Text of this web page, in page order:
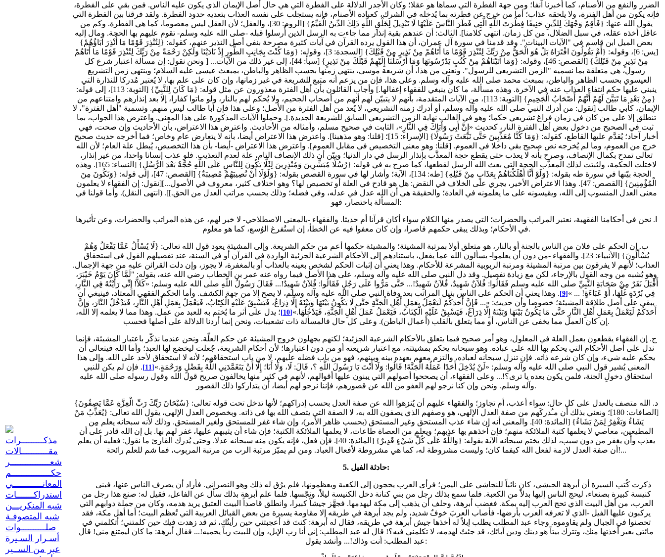
مذكـــــــــرات
مقـــــــــــالات
شعــــــــــــــــر
حكــــــــــــــــم
المعانــــــــــــي
استدراكـــــــات
شبه المنكريـــن
شبه المتصوفـة
صلــــــــــوات
أسـرار السـيرة
عبر من الســير
الضرر والنفع من الأصنام، كما أخبرنا آنفا؛ ومن جهة الفطرة التي سماها هو عقلا؛ وكان الأجدر الدلالة على الفطرة التي هي حال أصل الإيمان الذي يكون عليه الناس. فمن بقي على الفطرة،
فإنه يكون من أهل الفترة، ولا يلحقه عذاب؛ أما من خرج عن فطرته بما يُدخله في الشرك، كعبادة الأصنام، فإنه يستجلب على نفسه العذاب بتعديه حدود الفطرة. ولقد فرقنا بين الفطرة التي
يقول الله عنها: {فَأَقِمْ وَجْهَكَ لِلدِّينِ حَنِيفًا فِطْرَتَ اللَّهِ الَّتِي فَطَرَ النَّاسَ عَلَيْهَا لَا تَبْدِيلَ لِخَلْقِ اللَّهِ ذَلِكَ الدِّينُ الْقَيِّمُ} [الروم: 30]، والعقل؛ لأن العقل ليس معصوما، كما هي الفطرة. وكم من
عاقل أخذه عقله، في سبل الضلال، من كل زمان. انتهى كلامنا]. الثالث: أن عندهم بقية إنذار مما جاءت به الرسل الذين أُرسلوا قبله -صلى الله عليه وسلم- تقوم عليهم بها الحجة. ومال إليه
بعض الميل ابن قاسم في "الآيات البينات". وقد قدمنا في سورة آل عمران، أن هذا القول يرده القرآن في آيات كثيرة مصرحة بنفي أصل النذير عنهم، كقوله: {لِتُنْذِرَ قَوْمًا مَا أُنْذِرَ آبَاؤُهُمْ}
[يس: 6]، وقوله: {أَمْ يَقُولُونَ افْتَرَاهُ بَلْ هُوَ الْحَقُّ مِنْ رَبِّكَ لِتُنْذِرَ قَوْمًا مَا أَتَاهُمْ مِنْ نَذِيرٍ مِنْ قَبْلِكَ} [السجدة: 3]، وقوله: {وَمَا كُنْتَ بِجَانِبِ الطُّورِ إِذْ نَادَيْنَا وَلَكِنْ رَحْمَةً مِنْ رَبِّكَ لِتُنْذِرَ قَوْمًا مَا أَتَاهُمْ
مِنْ نَذِيرٍ مِنْ قَبْلِكَ} [القصص: 46]، وقوله: {وَمَا آتَيْنَاهُمْ مِنْ كُتُبٍ يَدْرُسُونَهَا وَمَا أَرْسَلْنَا إِلَيْهِمْ قَبْلَكَ مِنْ نَذِيرٍ} [سبأ: 44]، إلى غير ذلك من الآيات... [ ونحن نقول: إن مسألة اعتبار شرع كل
رسول، هي متعلقة بما نسميه "الزمن التشريعي للرسول". ونعني من هذا، أن شريعة موسى، ينتهي زمنها بحسب الظاهر والباطن، بمبعث عيسى عليه السلام؛ وينتهي زمن التشريع
العيسوي بحسب الظاهر والباطن، بمبعث محمد صلى الله عليه وآله وسلم. وعلى هذا، فإن من يزعم أنه متبع للشريعة في غير زمانها، وإن كان على علم بها، لا يُعتبر مُدركا للنذارة التي
ينبني عليها حكم انتفاء العذاب عنه في الآخرة. وهذه مسألة، ما كان ينبغي للفقهاء إغفالها.] وأجاب القائلون بأن أهل الفترة معذورون عن مثل قوله: {مَا كَانَ لِلنَّبِيِّ} [التوبة: 113]، إلى قوله:
{مِنْ بَعْدِ مَا تَبَيَّنَ لَهُمْ أَنَّهُمْ أَصْحَابُ الْجَحِيمِ} [التوبة: 113]، من الآيات المتقدمة، بأنهم لا يتبيّن لهم أنهم من أصحاب الجحيم، ولا يُحكم لهم بالنار، ولو ماتوا كفارا، إلا بعد إنذارهم وامتناعهم من
الإيمان، كأبي طالب [نقول: من أدرك النبي صلى الله عليه وآله وسلم، أو أدرك زمنه التشريعي، لا يُعد من أهل الفترة من الأصل؛ وعلى هذا فإن أبا طالب ليس منهم. وتسمية "أهل الفترة"، لا
تنطلق إلا على من كان في زمان فراغ تشريعي حكما؛ وهو في الغالب نهاية الزمن التشريعي السابق للشريعة الجديدة.]. وحملوا الآيات المذكورة على هذا المعنى. واعترض هذا الجواب، بما
ثبت في الصحيح من دخول بعض أهل الفترة النار، كحديث «إِنَّ أَبِي وَأَبَاكَ فِي النَّارِ»، الثابت في صحيح مسلم، وأمثاله من الأحاديث. واعترض هذا الاعتراض، بأن الأحاديث وإن صحت، فهي
أخبار آحاد؛ يُقدَّم عليها القاطع، كقوله: {وَمَا كُنَّا مُعَذِّبِينَ حَتَّى نَبْعَثَ رَسُولًا} [الإسراء: 15]؛ [قلنا: وهو مذهبنا]. واعترض هذا الاعتراض أيضا، بأنه لا يتعارض عام وخاص؛ فما أخرجه حديث صحيح
خرج من العموم، وما لم يُخرجه نص صحيح بقي داخلا في العموم. [قلنا: وهو معنى التخصيص في مقابل العموم]. واعترض هذا الاعتراض -أيضا- بأن هذا التخصيص، يُبطل علة العام؛ لأن الله
تعالى تمدح بكمال الإنصاف، وصرح بأنه لا يعذب حتى يقطع حجة المعذَّب بإنذار الرسل في دار الدنيا؛ وبيّن أن ذلك الإنصاف التام، علة لعدم التعذيب. فلو عذب إنسانا واحدا، من غير إنذار،
لاختلت الحكمة، ولثبتت لذلك المعذَّب الحجة التي بعث الله الرسل لقطعها، كما صرح به في قوله: {رُسُلًا مُبَشِّرِينَ وَمُنْذِرِينَ لِئَلَّا يَكُونَ لِلنَّاسِ عَلَى اللَّهِ حُجَّةٌ بَعْدَ الرُّسُلِ} [النساء: 165]. وهذه
الحجة بيّنها في سورة طه بقوله: {وَلَوْ أَنَّا أَهْلَكْنَاهُمْ بِعَذَابٍ مِنْ قَبْلِهِ} [طه: 134]، الآية؛ وأشار لها في سورة القصص بقوله: {وَلَوْلَا أَنْ تُصِيبَهُمْ مُصِيبَةٌ} [القصص: 47]، إلى قوله: {وَنَكُونَ مِنَ
الْمُؤْمِنِينَ} [القصص: 47]. وهذا الاعتراض الأخير، يجري على الخلاف في النقض: هل هو قادح في العلة أو تخصيص لها؟ وهو اختلاف كثير، معروف في الأصول...][نقول: إن الفقهاء لا يعلمون
معنى العدل المنسوب إلى الله، ويقيسونه على ما يعلمونه في العادة؛ والحقيقة هي أن الله عدل في عدله، وفي فضله؛ وذلك بحسب مراتب العدل من الحق.]]. (انتهى النقل). وأما قولنا في
المسألة باختصار، فهو:
ا. نحن في أحكامنا الفقهية، نعتبر المراتب والحضرات؛ التي يصدر منها الكلام سواء أكان قرآنا أم حديثا. والفقهاء -بالمعنى الاصطلاحي- لا خبر لهم، عن هذه المراتب والحضرات، وعن تأثيرها
في الأحكام؛ وبذلك يبقى حكمهم قاصرا، وإن كان معفوا فيه عن الخطأ، إن استُفرغ الوُسع، كما هو معلوم.
ب. إن الحكم على فلان من الناس بالجنة أو بالنار، هو متعلق أولا بمرتبة المشيئة؛ والمشيئة حكمها أعم من حكم الشريعة. وإلى المشيئة يعود قول الله تعالى: {لَا يُسْأَلُ عَمَّا يَفْعَلُ وَهُمْ
يُسْأَلُونَ} [الأنبياء: 23]. والفقهاء -من دون أن يعلموا- يسألون الله عما يفعل، باستنادهم إلى الأحكام الشرعية الجزئية الواردة في القرآن أو في السنة، عند تفصيلهم القول في استحقاق
العذاب؛ لأنهم لا يفرقون بين مرتبة المشيئة ومرتبة الربوبية المشرعة للأحكام. وهذا يعني أن إثبات الحكم لشخص بعينه بالعذاب أو بالمغفرة، لا يجوز، وإن دلت القرائن عليه من جهة الإجمال.
وهو يُشبه من وجه القول بالإرجاء، لكن مع زيادة تفصيل. وقد دل النبي صلى الله عليه وآله وسلم، على هذا الأصل فيما رواه عنه عمر بن الخطاب رضي الله عنه، بقوله: "لَمَّا كَانَ يَوْمُ خَيْبَرَ،
أَقْبَلَ نَفَرٌ مِنْ صَحَابَةِ النَّبِيِّ صلى الله عليه وسلم فَقَالُوا: فُلاَنٌ شَهِيدٌ، فُلاَنٌ شَهِيدٌ!... حَتَّى مَرُّوا عَلَى رَجُلٍ فَقَالُوا: فُلاَنٌ شَهِيدٌ!... فَقَالَ رَسُولُ اللّهِ صلى الله عليه وسلم: «كَلاَّ! إِنِّي رَأَيْتُهُ فِي النَّارِ،
فِي بُرْدَةٍ غَلَّهَا، أَوْ عَبَاءَةٍ! ... » [9]
. وهذا يعني أن الحكم على الناس بنيل المراتب بعد وفاة النبي صلى الله عليه وآله وسلم، لا يصح إلا من جهة الكشف. وأما الحكم الفقهي المعتاد، فينبغي أن
يبقى على أصل طلاقة المشيئة؛ خصوصا وأن حديث: «... فَإِنَّ أَحَدَكُمْ لَيَعْمَلُ بِعَمَلِ أَهْلِ الْجَنَّةِ حَتَّى لَا يَكُونُ بَيْنَهَا وَبَيْنَهُ إِلَّا ذِرَاعٌ، فَيَسْبِقُ عَلَيْهِ الْكِتَابُ، فَيَعْمَلُ بِعَمَلِ أَهْلِ النَّارِ، فَيَدْخُلُ النَّارَ، وَإِنَّ
أَحَدَكُمْ لَيَعْمَلُ بِعَمَلِ أَهْلِ النَّارِ حَتَّى مَا يَكُونُ بَيْنَهَا وَبَيْنَهُ إِلَّا ذِرَاعٌ، فَيَسْبِقُ عَلَيْهِ الْكِتَابُ، فَيَعْمَلُ عَمَلَ أَهْلِ الْجَنَّةِ، فَيَدْخُلُهَا.» [10]
؛ يدل على أثر ما يُختم به للعبد من عمل. وهذا مما لا يعلمه إلا الله،
إن كان العمل مما يخفى عن الناس، أو مما يتعلق بالقلب (أعمال الباطن). وعلى كل حال فالمسألة ذات تشعيبات، ونحن إنما أردنا الدلالة على أصلها فحسب.
ج. إن الفقهاء يقطعون بعمل العلة في المعلول، وهو أمر صحيح فيما يتعلق بالأحكام الشرعية الجزئية؛ لكنهم يجهلون خروج المشيئة عن حكم العلّة. ونحن عندما نذكّر باعتبار المشيئة، فإنما
ندل على أصل الأحكام التي يحكم بها الله على عباده. وهو سبحانه يحكم بمشيئته، مع اعتبار شريعته أو من دون اعتبارها؛ لأن أحكام الشريعة، جُعلت ليخضع لها العبد؛ وأما الله فيتعالى أن
يحكم عليه شيء، وإن كان شرعه ذاته. فإن تنزل سبحانه لعباده، والتزم معهم بعهده بينه وبينهم، فهو من باب فضله عليهم، لا من باب استحقاقهم؛ لأنه لا استحقاق لأحد على الله. وإلى هذا
المعنى يُشير قول النبي صلى الله عليه وآله وسلم: «لَنْ يُدْخِلَ أَحَدًا عَمَلُهُ الْجَنَّةَ! قَالُوا: وَلَا أَنْتَ يَا رَسُولَ اللَّهِ ؟، قَالَ: لَا، وَلَا أَنَا؛ إِلَّا أَنْ يَتَغَمَّدَنِي اللَّهُ بِفَضْلٍ وَرَحْمَةٍ.» [11]
. فإن لم يكن للنبي
استحقاق دخولِ الجنة، فلمن يكون بعده يا ترى؟!... وعلى الفقهاء، أن يصححوا أصولهم التي يبنون عليها أقوالهم، لأنهم في كثير منها يخالفون صريح قول الله وقول رسوله صلى الله عليه
وآله وسلم. ونحن وإن كنا نرجو لهم العفو من الله عن قصورهم، فإننا نرجو لهم أيضا، أن يتداركوا ذلك القصور.
د. الله متصف بالعدل على كل حال: سواء أعذب، أم تجاوز؛ والفقهاء عليهم أن يُنزهوا الله عن صفة العدل بحسب إدراكهم؛ لأنها تدخل تحت قوله تعالى: {سُبْحَانَ رَبِّكَ رَبِّ الْعِزَّةِ عَمَّا يَصِفُونَ}
[الصافات: 180]؛ ونعني بذلك أن مـُدركَهم من صفة العدل الإلهي، هو وصفهم الذي يصفون الله به، لا الصفة التي يتصف الله بها في ذاته. وبخصوص العدل الإلهي، يقول الله تعالى: {يُعَذِّبُ مَنْ
يَشَاءُ وَيَغْفِرُ لِمَنْ يَشَاءُ} [المائدة: 40]. والمعنى أنه إن شاء عذب المستحق وغير المستحق (بحسب ظاهر الأمر)، وإن شاء غفر للمستحق ولغير المستحق. وذلك لأنه سبحانه يعلم مِن
المطيعين، معاصي لا يعلمها كتبة الملائكة منهم؛ فإن آخذهم بها عذبهم؛ ويعلم من العصاة طاعات، لا يعلمها الملائكة الكتبة؛ فإن شاء أن يثيبهم عليها، غفر لهم بها. بل إن الله قادر على أن
يعذب وأن يغفر من دون سبب، لذلك يختم سبحانه الآية بقوله: {وَاللَّهُ عَلَى كُلِّ شَيْءٍ قَدِيرٌ} [المائدة: 40]. فإن فعل، فإنه يكون منه سبحانه عدلا. وحتى يُدرك القارئ ما نقول: فعليه أن يعلم
أن صفة العدل لازمة لفعل الله كيفما كان؛ وليست مشروطة له، كما هي مشروطة لأفعال العباد. ومن لم يميّز مرتبة الرب من مرتبة المربوب، فما شم للعلم رائحة!...
5. حادثة الفيل:
كنيسة كبيرة بصنعاء، ليحج الناس إليها بدلاً من الكعبة. فلما سمع بذلك رجل من بني كنانة دخل الكنيسة ليلاً، ونجّسها. فلما علم أبرهة بذلك سأل عن الفاعل، فقيل له: صنع هذا رجل من
العرب، من أهل البيت الذي تحج العرب إليه بمكة. فغضب أبرهة، وحلف أن يذهب إلى مكة ليهدمها. فجهَّز جيشاً كبيرا، وانطلق قاصداً البيت العتيق يريد هدمه، وكان من جملة دوابهم التي
يركبون عليها الفيل -الذي لا تعرفه العرب بأرضها- فأصاب العربَ خوفٌ شديد، ولم يجد أبرهة في طريقه إلا مقاومة يسيرة من بعض القبائل العربية التي تُعظم البيت؛ أما أهل مكة، فقد
تحصنوا في الجبال ولم يقاوموه. وجاء عبد المطلب يطلب إبلاً له أخذها جيش أبرهة في طريقه، فقال له أبرهة: كنتَ قد أعجبتني حين رأيتُك، ثم قد زهدت فيك حين كلمتني؛ أتكلمني في
مائتي بعير أخذتها منك، وتترك بيتاً هو دينك ودين آبائك، قد جئتُ لهدمه، لا تكلمني فيه؟! قال له عبد المطلب: إني أنا رب الإبل، وإن للبيت رباً يحميه!... فقال أبرهة: ما كان ليمتنع مني! قال
عبد المطلب: أنت وذاك!... وأنشد يقول: